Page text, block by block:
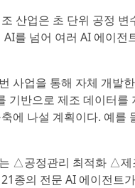
산업은 초 단위 공정
AI를 넘어 여러 AI 에이전
사업을 통해 자체 개발
기반으로 제조 데이터
에 나설 계획이다. 예를
△공정관리 최적화 △
종의 전문 AI 에이전트